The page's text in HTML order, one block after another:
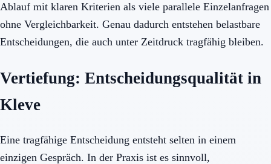
Ablauf mit klaren Kriterien als viele parallele Einzelanfragen
ohne Vergleichbarkeit. Genau dadurch entstehen belastbare
Entscheidungen, die auch unter Zeitdruck tragfähig bleiben.
Vertiefung: Entscheidungsqualität in
Kleve
Eine tragfähige Entscheidung entsteht selten in einem
einzigen Gespräch. In der Praxis ist es sinnvoll,